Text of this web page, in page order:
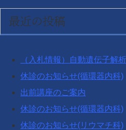
対
象:最近の投稿
（入札情報）自動遺伝子解
休診のお知らせ(循環器内科)
出前講座のご案内
休診のお知らせ(循環器内科)
休診のお知らせ(リウマチ科)